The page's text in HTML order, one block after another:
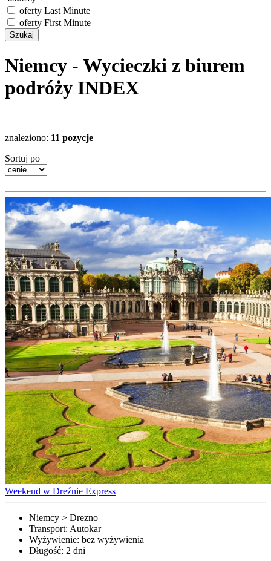
oferty Last Minute
oferty First Minute
Niemcy - Wycieczki z biurem
podróży INDEX
znaleziono: 11 pozycje
Sortuj po
Weekend w Dreźnie Express
Niemcy > Drezno
Transport: Autokar
Wyżywienie: bez wyżywienia
Długość: 2 dni